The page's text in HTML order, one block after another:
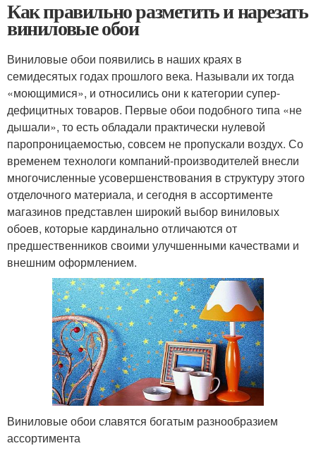
Как правильно разметить и нарезать
виниловые обои
Виниловые обои появились в наших краях в
семидесятых годах прошлого века. Называли их тогда
«моющимися», и относились они к категории супер-
дефицитных товаров. Первые обои подобного типа «не
дышали», то есть обладали практически нулевой
паропроницаемостью, совсем не пропускали воздух. Со
временем технологи компаний-производителей внесли
многочисленные усовершенствования в структуру этого
отделочного материала, и сегодня в ассортименте
магазинов представлен широкий выбор виниловых
обоев, которые кардинально отличаются от
предшественников своими улучшенными качествами и
внешним оформлением.
Виниловые обои славятся богатым разнообразием
ассортимента